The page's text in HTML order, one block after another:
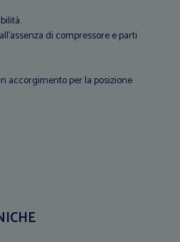
di compressore e parti
accorgimento per la posizione